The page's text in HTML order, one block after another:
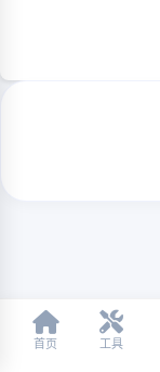
首页 工具